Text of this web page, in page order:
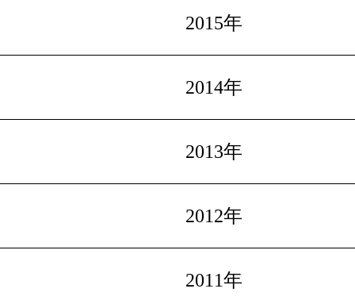
2015年
2014年
2013年
2012年
2011年